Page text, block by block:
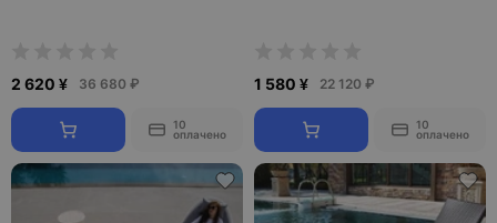
2 620 ¥ 36 680 ₽
10
оплачено
1 580 ¥ 22 120 ₽
10
оплачено